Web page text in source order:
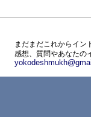
まだまだこれからイン
感想、質問やあなたの